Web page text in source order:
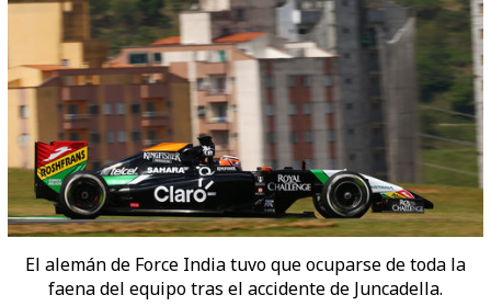
El alemán de Force India tuvo que ocuparse de toda la
faena del equipo tras el accidente de Juncadella.